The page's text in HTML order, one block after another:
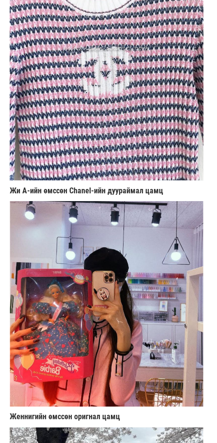
Жи А-ийн өмссөн Chanel-ийн дуураймал цамц
Женнигийн өмссөн оригнал цамц